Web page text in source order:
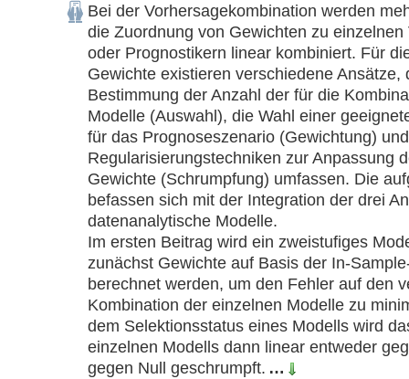
Bei der Vorhersagekombination werden
die Zuordnung von Gewichten zu
oder Prognostikern linear kombiniert. Für
Gewichte existieren verschiedene Ansätze,
Bestimmung der Anzahl der für die
Modelle (Auswahl), die Wahl einer
für das Prognoseszenario (Gewichtung)
Regularisierungstechniken zur Anpassung
Gewichte (Schrumpfung) umfassen. Die
befassen sich mit der Integration der drei
datenanalytische Modelle.
Im ersten Beitrag wird ein zweistufiges
zunächst Gewichte auf Basis der In-
berechnet werden, um den Fehler auf den
Kombination der einzelnen Modelle zu
dem Selektionsstatus eines Modells wird
einzelnen Modells dann linear entweder
gegen Null geschrumpft. …